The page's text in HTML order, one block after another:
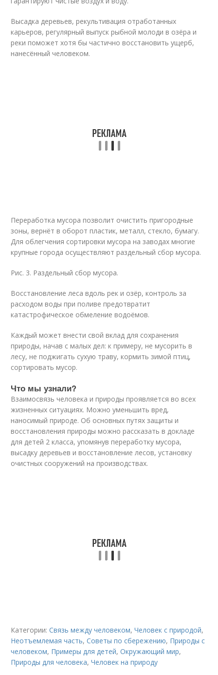
Высадка деревьев, рекультивация отработанных
карьеров, регулярный выпуск рыбной молоди в озёра и
реки поможет хотя бы частично восстановить ущерб,
нанесённый человеком.
Переработка мусора позволит очистить пригородные
зоны, вернёт в оборот пластик, металл, стекло, бумагу.
Для облегчения сортировки мусора на заводах многие
крупные города осуществляют раздельный сбор мусора.
Рис. 3. Раздельный сбор мусора.
Восстановление леса вдоль рек и озёр, контроль за
расходом воды при поливе предотвратит
катастрофическое обмеление водоёмов.
Каждый может внести свой вклад для сохранения
природы, начав с малых дел: к примеру, не мусорить в
лесу, не поджигать сухую траву, кормить зимой птиц,
сортировать мусор.
Что мы узнали?
Взаимосвязь человека и природы проявляется во всех
жизненных ситуациях. Можно уменьшить вред,
наносимый природе. Об основных путях защиты и
восстановления природы можно рассказать в докладе
для детей 2 класса, упомянув переработку мусора,
высадку деревьев и восстановление лесов, установку
очистных сооружений на производствах.
Категории:Связь между человеком,Человек с природой,
Неотъемлемая часть,Советы по сбережению, Природы с
человеком, Примеры для детей,Окружающий мир,
Природы для человека,Человек на природу